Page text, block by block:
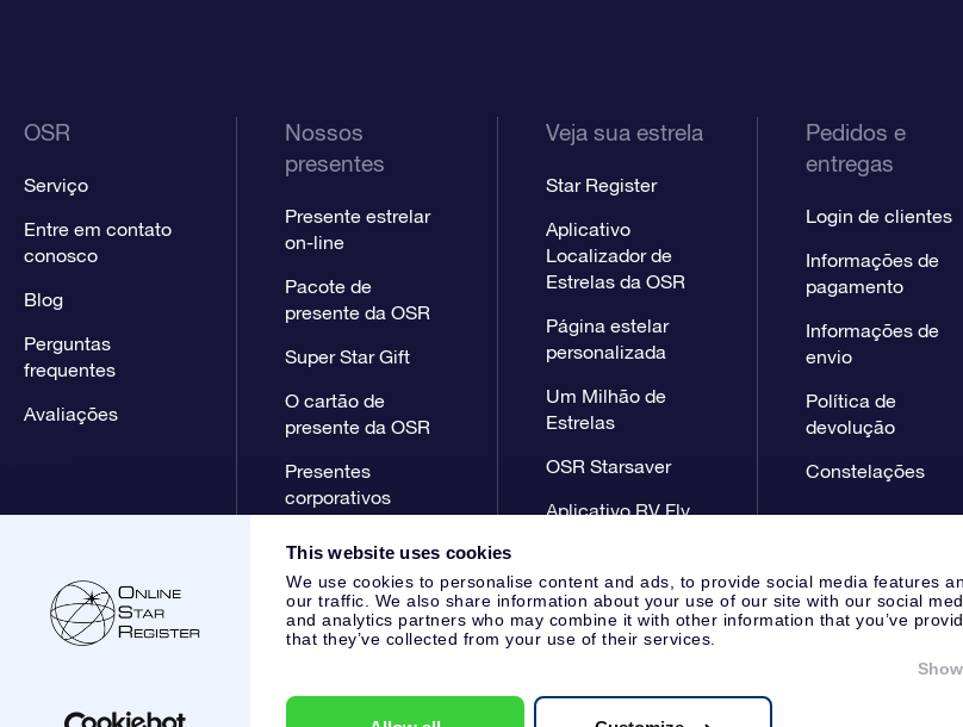
This website uses cookies
We use cookies to personalise content and ads, to provide social media features
our traffic. We also share information about your use of our site with our social
and analytics partners who may combine it with other information that you’ve
that they’ve collected from your use of their services.
OSR
Serviço
Entre em contato
conosco
Blog
Perguntas
frequentes
Avaliações
Nossos
presentes
Presente estrelar
on-line
Pacote de
presente da OSR
Super Star Gift
O cartão de
presente da OSR
Presentes
corporativos
Veja sua estrela
Star Register
Aplicativo
Localizador de
Estrelas da OSR
Página estelar
personalizada
Um Milhão de
Estrelas
OSR Starsaver
Aplicativo RV Fly
Pedidos e
entregas
Login de clientes
Informações de
pagamento
Informações de
envio
Política de
devolução
Constelações
Página de